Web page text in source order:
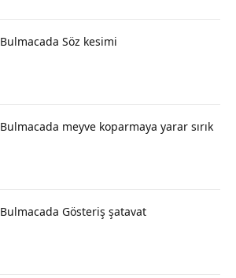
Bulmacada Söz kesimi
Bulmacada meyve koparmaya yarar sırık
Bulmacada Gösteriş şatavat